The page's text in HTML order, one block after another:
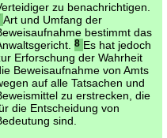
zu benachrichtigen.
Art und Umfang der
bestimmt das
8 Es hat jedoch
Erforschung der Wahrheit
Beweisaufnahme von Amts
auf alle Tatsachen und
zu erstrecken, die
die Entscheidung von
sind.